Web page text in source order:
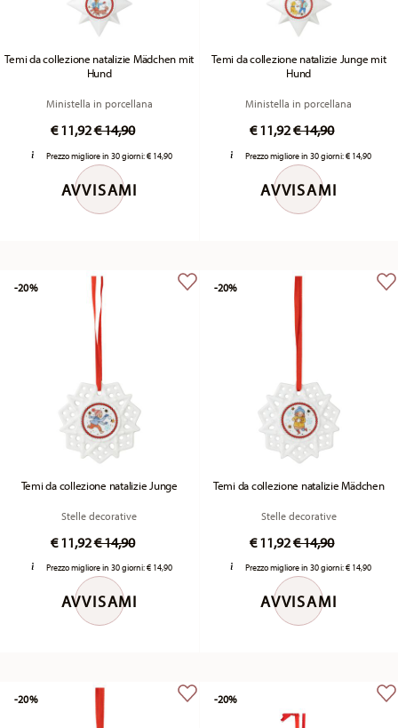
Temi da collezione natalizie Mädchen mit
Hund
Ministella in porcellana
€ 11,92Price reduced from
€ 14,90to
Prezzo migliore in 30 giorni:€ 14,90
AVVISAMI
Temi da collezione natalizie Junge mit
Hund
Ministella in porcellana
€ 11,92Price reduced
€ 14,90to
Prezzo migliore in 30 giorni:€ 14,90
AVVISAMI
Temi da collezione natalizie Junge
Stelle decorative
€ 11,92Price reduced from
€ 14,90to
Prezzo migliore in 30 giorni:€ 14,90
AVVISAMI
-20%
Temi da collezione natalizie Mädchen
Stelle decorative
€ 11,92Price reduced
€ 14,90to
Prezzo migliore in 30 giorni:€ 14,90
AVVISAMI
-20%
-20% -20%